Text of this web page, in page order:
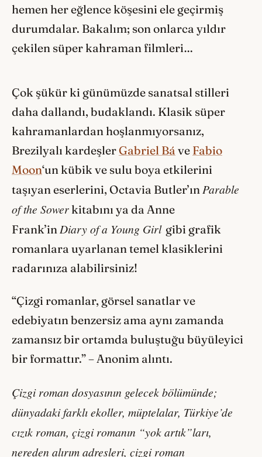
hemen her eğlence köşesini ele geçirmiş
durumdalar. Bakalım; son onlarca yıldır
çekilen süper kahraman filmleri…
Çok şükür ki günümüzde sanatsal stilleri
daha dallandı, budaklandı. Klasik süper
kahramanlardan hoşlanmıyorsanız,
Brezilyalı kardeşler Gabriel Bá ve Fabio
Moon‘un kübik ve sulu boya etkilerini
taşıyan eserlerini, Octavia Butler’ın Parable
of the Sower kitabını ya da Anne
Frank’in Diary of a Young Girl gibi grafik
romanlara uyarlanan temel klasiklerini
radarınıza alabilirsiniz!
“Çizgi romanlar, görsel sanatlar ve
edebiyatın benzersiz ama aynı zamanda
zamansız bir ortamda buluştuğu büyüleyici
bir formattır.” – Anonim alıntı.
Çizgi roman dosyasının gelecek bölümünde;
dünyadaki farklı ekoller, müptelalar, Türkiye’de
cızık roman, çizgi romanın “yok artık”ları,
nereden alırım adresleri, çizgi roman